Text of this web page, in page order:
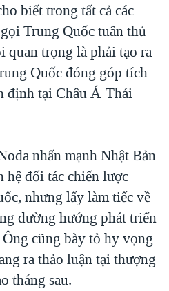
biết trong tất cả các
Trung Quốc tuân thủ
quan trọng là phải tạo ra
Quốc đóng góp tích
định tại Châu Á-Thái
nhấn mạnh Nhật Bản
hệ đối tác chiến lược
nhưng lấy làm tiếc về
đường hướng phát triển
cũng bày tỏ hy vọng
ra thảo luận tại thượng
tháng sau.